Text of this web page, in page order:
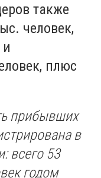
также
человек,
плюс
прибывших
в
всего 53
годом